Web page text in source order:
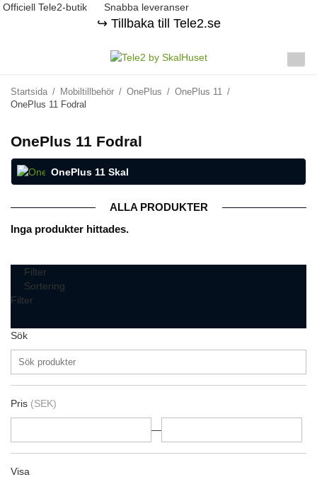
Officiell Tele2-butik Snabba leveranser
↪️ Tillbaka till Tele2.se
Startsida / Mobiltillbehör / OnePlus / OnePlus 11 /
OnePlus 11 Fodral
OnePlus 11 Fodral
OnePlus 11 Skal
ALLA PRODUKTER
Inga produkter hittades.
Filter
Sortering
Filter
Sök
Pris (SEK)
—
Visa